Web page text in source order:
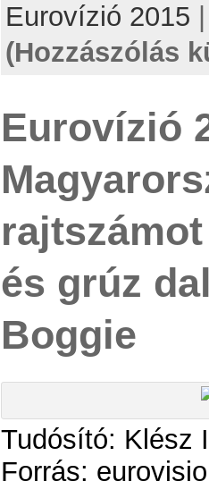
Eurovízió 2015
(Hozzászólás
Eurovízió
és grúz
Boggie
Tudósító: Klész
Forrás: